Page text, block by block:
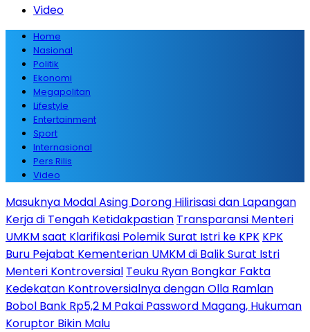
Video
Home
Nasional
Politik
Ekonomi
Megapolitan
Lifestyle
Entertainment
Sport
Internasional
Pers Rilis
Video
Masuknya Modal Asing Dorong Hilirisasi dan Lapangan
Kerja di Tengah Ketidakpastian Transparansi Menteri
UMKM saat Klarifikasi Polemik Surat Istri ke KPK KPK
Buru Pejabat Kementerian UMKM di Balik Surat Istri
Menteri Kontroversial Teuku Ryan Bongkar Fakta
Kedekatan Kontroversialnya dengan Olla Ramlan
Bobol Bank Rp5,2 M Pakai Password Magang, Hukuman
Koruptor Bikin Malu